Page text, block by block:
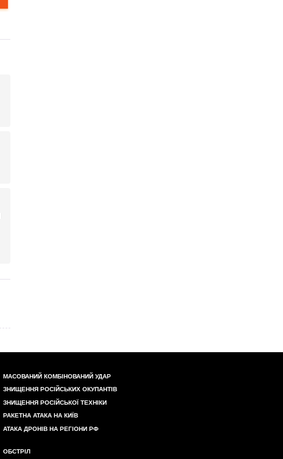
МАСОВАНИЙ КОМБІНОВАНИЙ УДАР
ЗНИЩЕННЯ РОСІЙСЬКИХ ОКУПАНТІВ
ЗНИЩЕННЯ РОСІЙСЬКОЇ ТЕХНІКИ
РАКЕТНА АТАКА НА КИЇВ
АТАКА ДРОНІВ НА РЕГІОНИ РФ
ОБСТРІЛ